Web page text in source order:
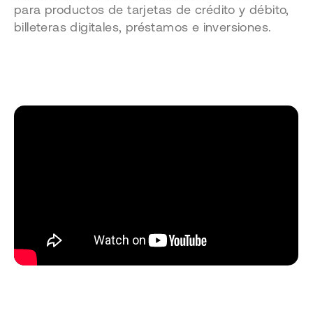
para productos de tarjetas de crédito y débito,
billeteras digitales, préstamos e inversiones.